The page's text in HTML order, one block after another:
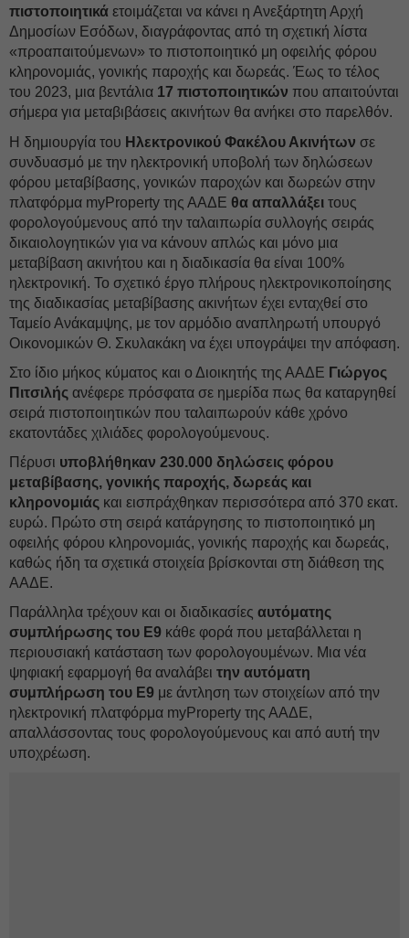
πιστοποιητικά ετοιμάζεται να κάνει η Ανεξάρτητη Αρχή
Δημοσίων Εσόδων, διαγράφοντας από τη σχετική λίστα
«προαπαιτούμενων» το πιστοποιητικό μη οφειλής φόρου
κληρονομιάς, γονικής παροχής και δωρεάς. Έως το τέλος
του 2023, μια βεντάλια 17 πιστοποιητικών που απαιτούνται
σήμερα για μεταβιβάσεις ακινήτων θα ανήκει στο παρελθόν.
Η δημιουργία του Ηλεκτρονικού Φακέλου Ακινήτων σε
συνδυασμό με την ηλεκτρονική υποβολή των δηλώσεων
φόρου μεταβίβασης, γονικών παροχών και δωρεών στην
πλατφόρμα myProperty της ΑΑΔΕ θα απαλλάξει τους
φορολογούμενους από την ταλαιπωρία συλλογής σειράς
δικαιολογητικών για να κάνουν απλώς και μόνο μια
μεταβίβαση ακινήτου και η διαδικασία θα είναι 100%
ηλεκτρονική. Το σχετικό έργο πλήρους ηλεκτρονικοποίησης
της διαδικασίας μεταβίβασης ακινήτων έχει ενταχθεί στο
Ταμείο Ανάκαμψης, με τον αρμόδιο αναπληρωτή υπουργό
Οικονομικών Θ. Σκυλακάκη να έχει υπογράψει την απόφαση.
Στο ίδιο μήκος κύματος και ο Διοικητής της ΑΑΔΕ Γιώργος
Πιτσιλής ανέφερε πρόσφατα σε ημερίδα πως θα καταργηθεί
σειρά πιστοποιητικών που ταλαιπωρούν κάθε χρόνο
εκατοντάδες χιλιάδες φορολογούμενους.
Πέρυσι υποβλήθηκαν 230.000 δηλώσεις φόρου
μεταβίβασης, γονικής παροχής, δωρεάς και
κληρονομιάς και εισπράχθηκαν περισσότερα από 370 εκατ.
ευρώ. Πρώτο στη σειρά κατάργησης το πιστοποιητικό μη
οφειλής φόρου κληρονομιάς, γονικής παροχής και δωρεάς,
καθώς ήδη τα σχετικά στοιχεία βρίσκονται στη διάθεση της
ΑΑΔΕ.
Παράλληλα τρέχουν και οι διαδικασίες αυτόματης
συμπλήρωσης του Ε9 κάθε φορά που μεταβάλλεται η
περιουσιακή κατάσταση των φορολογουμένων. Μια νέα
ψηφιακή εφαρμογή θα αναλάβει την αυτόματη
συμπλήρωση του Ε9 με άντληση των στοιχείων από την
ηλεκτρονική πλατφόρμα myProperty της ΑΑΔΕ,
απαλλάσσοντας τους φορολογούμενους και από αυτή την
υποχρέωση.